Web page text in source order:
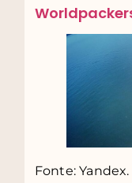
Fonte: Yandex.